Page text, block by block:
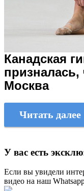
Канадская
призналась,
Москва
Читать далее
У вас есть
Если вы увидели
видео на наш